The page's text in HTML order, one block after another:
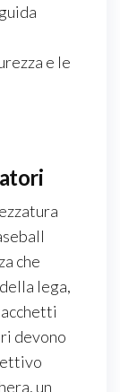
e le
che
lega,
devono
un